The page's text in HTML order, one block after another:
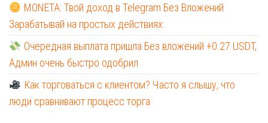
MONETA: Твой доход в Telegram Без Вложений
Зарабатывай на простых действиях:
Очередная выплата пришла Без вложений +0.27 USDT,
Админ очень быстро одобрил
Как торговаться с клиентом? Часто я слышу, что
люди сравнивают процесс торга